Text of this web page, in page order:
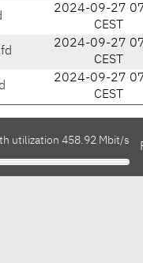
2024-09-27
CEST
2024-09-27
CEST
2024-09-27
CEST
utilization 458.92 Mbit/s